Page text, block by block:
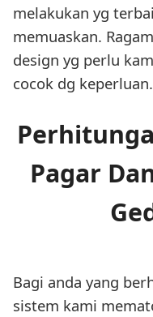
melakukan yg
memuaskan.
design yg perlu
cocok dg keperluan.
Pagar
Bagi anda yang
sistem kami